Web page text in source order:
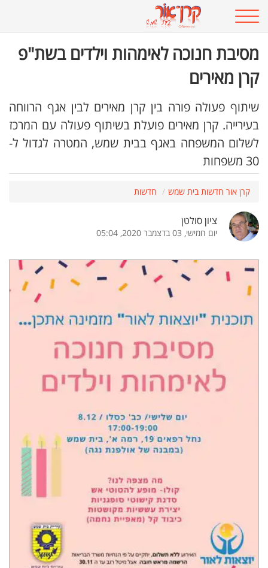
מסיבת חנוכה לאימהות וילדים בשת"פ
קרן מאירים
שיתוף פעולה פורה בין קרן מאירים לבין אגף הרווחה
בעירייה. קרן מאירים פועלת בשיתוף פעולה עם המרכז
לשלום המשפחה באגף בבית שמש, המטרה לגדול ל-
30 משפחות
קרן אור חדשות בית שמש חדשות
ציון סולטן
יום חמישי, 03 בדצמבר 2020, 05:04